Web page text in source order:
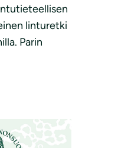
linturetki
Parin